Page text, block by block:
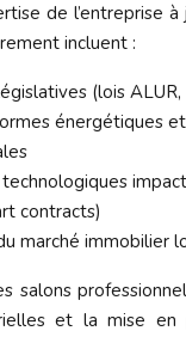
de l’entreprise
incluent :
(lois ALUR,
énergétiques et
contracts)
marché immobilier
salons
et la mise en